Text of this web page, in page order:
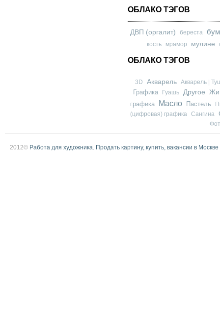
ОБЛАКО ТЭГОВ
ДВП (оргалит) береста
кость мрамор мулине
ОБЛАКО ТЭГОВ
3D Акварель Акварель |
Графика Гуашь Другое
графика
Масло Пастель
(цифровая) графика
Сангина
2012© Работа для художника. Продать картину, купить, вакансии в Москве